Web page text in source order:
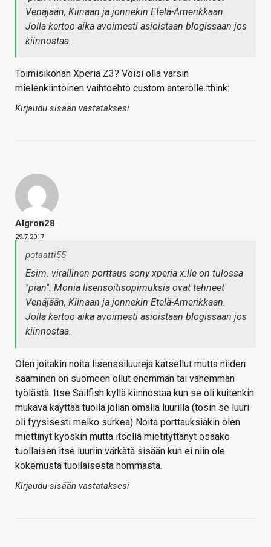
Venäjään, Kiinaan ja jonnekin Etelä-Amerikkaan.
Jolla kertoo aika avoimesti asioistaan blogissaan jos
kiinnostaa.
Toimisikohan Xperia Z3? Voisi olla varsin
mielenkiintoinen vaihtoehto custom anterolle.:think:
Kirjaudu sisään vastataksesi
Algron28
29.7.2017
potaatti55
Esim. virallinen porttaus sony xperia x:lle on tulossa
''pian''. Monia lisensoitisopimuksia ovat tehneet
Venäjään, Kiinaan ja jonnekin Etelä-Amerikkaan.
Jolla kertoo aika avoimesti asioistaan blogissaan jos
kiinnostaa.
Olen joitakin noita lisenssiluureja katsellut mutta niiden
saaminen on suomeen ollut enemmän tai vähemmän
työlästä. Itse Sailfish kyllä kiinnostaa kun se oli kuitenkin
mukava käyttää tuolla jollan omalla luurilla (tosin se luuri
oli fyysisesti melko surkea) Noita porttauksiakin olen
miettinyt kyöskin mutta itsellä mietityttänyt osaako
tuollaisen itse luuriin värkätä sisään kun ei niin ole
kokemusta tuollaisesta hommasta.
Kirjaudu sisään vastataksesi